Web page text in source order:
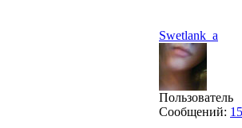
Swetlank_a
Пользователь
Сообщений: 15